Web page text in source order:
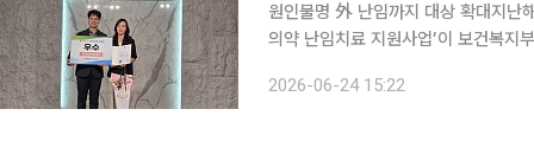
원인불명 外 난임까지 대상 확대지난해 임신 성공률
의약 난임치료 지원사업’이 보건복지
지원은 ‘원인불명의 난임’에만 지원
2026-06-24 15:22